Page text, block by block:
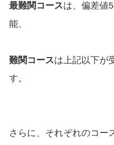
最難関コースは、偏差値
能、
難関コースは上記以下が
す。
さらに、それぞれのコー